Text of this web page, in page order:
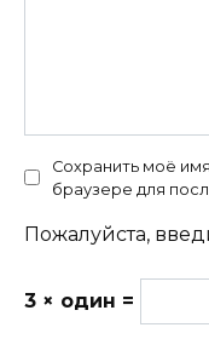
Сохранить моё
браузере для
Пожалуйста,
3 × один =